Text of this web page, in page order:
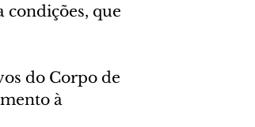
que
do Corpo de
à